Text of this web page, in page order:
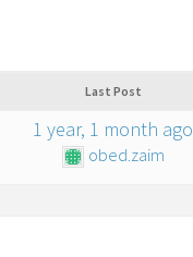
Last Post
1 year, 1 month ago
obed.zaim